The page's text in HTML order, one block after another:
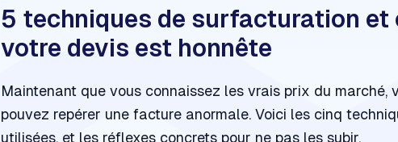
5 techniques de surfacturation et
votre devis est honnête
Maintenant que vous connaissez les vrais prix du
pouvez repérer une facture anormale. Voici les cinq
utilisées, et les réflexes concrets pour ne pas les subir.